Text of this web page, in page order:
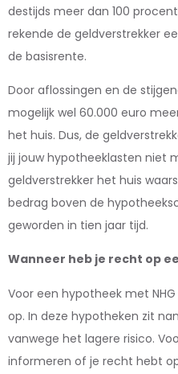
destijds meer dan 100
rekende de geldverstrekker
de basisrente.
Door aflossingen en de
mogelijk wel 60.000 euro
het huis. Dus, de
jij jouw hypotheeklasten niet
geldverstrekker het huis
bedrag boven de
geworden in tien jaar tijd.
Wanneer heb je recht op
Voor een hypotheek met
op. In deze hypotheken zit
vanwege het lagere risico.
informeren of je recht hebt